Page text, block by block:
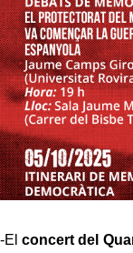
-Elconcert del